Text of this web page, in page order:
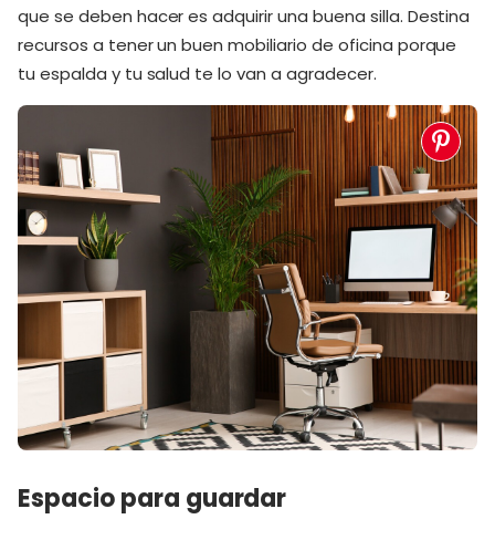
que se deben hacer es adquirir una buena silla. Destina
recursos a tener un buen mobiliario de oficina porque
tu espalda y tu salud te lo van a agradecer.
Espacio para guardar